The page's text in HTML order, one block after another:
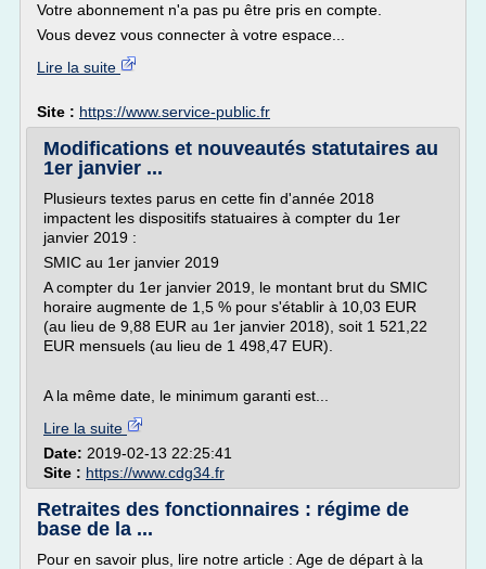
Votre abonnement n'a pas pu être pris en compte.
Vous devez vous connecter à votre espace...
Lire la suite
Site : https://www.service-public.fr
Modifications et nouveautés statutaires au
1er janvier ...
Plusieurs textes parus en cette fin d'année 2018
impactent les dispositifs statuaires à compter du 1er
janvier 2019 :
SMIC au 1er janvier 2019
A compter du 1er janvier 2019, le montant brut du SMIC
horaire augmente de 1,5 % pour s'établir à 10,03 EUR
(au lieu de 9,88 EUR au 1er janvier 2018), soit 1 521,22
EUR mensuels (au lieu de 1 498,47 EUR).
A la même date, le minimum garanti est...
Lire la suite
Date: 2019-02-13 22:25:41
Site : https://www.cdg34.fr
Retraites des fonctionnaires : régime de
base de la ...
Pour en savoir plus, lire notre article : Age de départ à la